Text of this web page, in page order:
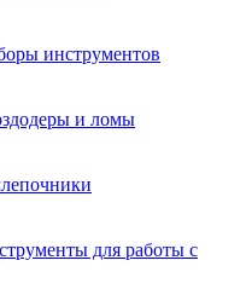
инструментов
и ломы
для работы с